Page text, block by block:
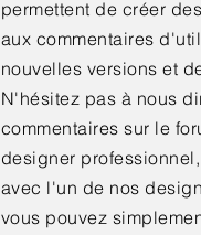
permettent de créer
aux commentaires
nouvelles versions et
N'hésitez pas à nous
commentaires sur le
designer
avec l'un de nos
vous pouvez